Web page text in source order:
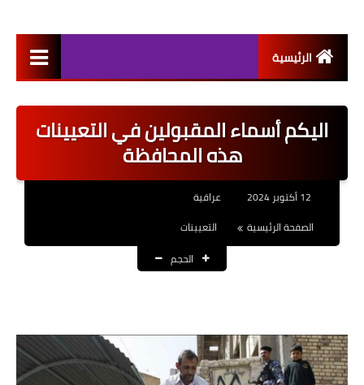
الرئيسية
اخبار القطاع العام
العقود والاجور اليومية
القروض والسلف
اليكم أسماء المقبولين في التعيينات
هذه المحافظة
عراقية
الصفحة الرئيسية
التعيينات
الحجم